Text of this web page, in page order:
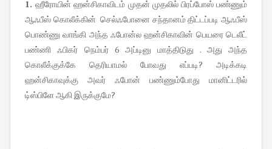
1.ஹீரோயின் ஹன்சிகாவிடம் முதன் முதலில் பிரப்போஸ் பண்ணும்
ஆஃபீஸ் கொலீக்கின் செல்ஃபோனை சந்தானம் திட்டப்படி ஆஃபீஸ்
பொண்ணு வாங்கி அந்த ஃபோன்ல ஹன்சிகாவின் பெயரை டெலீட்
பண்ணி ஃபிகர் நெம்பர் 6 அப்டினு மாத்திடுது . அது அந்த
கொலீக்குக்கே தெரியாமல் போவது எப்படி? அடிக்கடி
ஹன்சிகாவுக்கு அவர் ஃபோன் பண்ணும்போது மானிட்டரில்
டி்ஸ்பிளே ஆகி இருக்குமே?